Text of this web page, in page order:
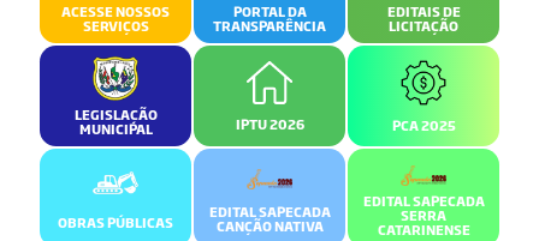
ACESSE NOSSOS
SERVIÇOS
PORTAL DA
TRANSPARÊNCIA
EDITAIS DE
LICITAÇÃO
LEGISLAÇÃO
MUNICIPAL IPTU 2026 PCA 2025
OBRAS PÚBLICAS
EDITAL SAPECADA
CANÇÃO NATIVA
EDITAL SAPECADA
SERRA
CATARINENSE